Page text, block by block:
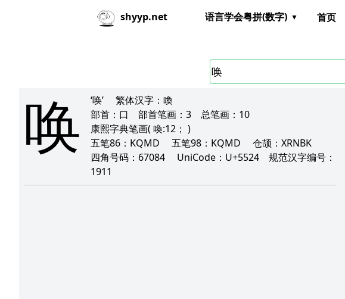
shyyp.net 语言学会粤拼(数字) 首页
唤 ‘唤’ 繁体汉字： 喚
部首： 口 部首笔画： 3 总笔画： 10
康熙字典笔画( 喚:12； )
五笔86： KQMD 五笔98： KQMD 仓颉： XRNBK
四角号码： 67084 UniCode： U+5524 规范汉字编号：
1911